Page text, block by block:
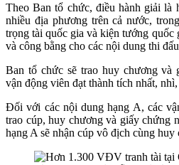
Theo Ban tổ chức, điều hành giải là
nhiều địa phương trên cả nước,
trọng tài quốc gia và kiện tướng quốc
và công bằng cho các nội dung thi
Ban tổ chức sẽ trao huy chương và
vận động viên đạt thành tích nhất,
Đối với các nội dung hạng A, các
trao cúp, huy chương và giấy chứng
hạng A sẽ nhận cúp vô địch cùng